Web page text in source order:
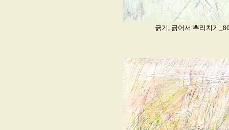
긁기, 긁어서 뿌리치기